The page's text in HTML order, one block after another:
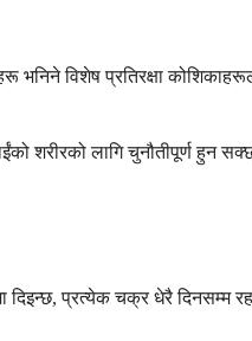
भनिने विशेष प्रतिरक्षा
शरीरको लागि चुनौतीपूर्ण हुन
दिइन्छ, प्रत्येक चक्र धेरै दिनसम्म